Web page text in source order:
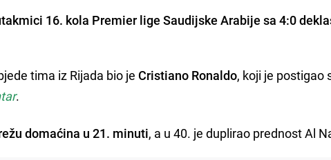
16. kola Premier lige Saudijske Arabije sa 4:0
tima iz Rijada bio jeCristiano Ronaldo, koji je postigao
.
domaćina u 21. minuti, a u 40. je duplirao prednost Al